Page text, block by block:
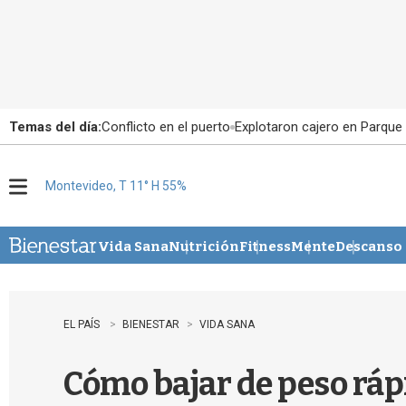
Temas del día:Conflicto en el puerto Explotaron cajero en
u
Montevideo, T 11° H 55%
Vida SanaNutriciónFitnessMenteDescanso
EL PAÍS BIENESTAR VIDA SANA
Cómo bajar de peso